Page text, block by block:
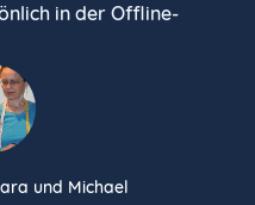
in der Offline-
und Michael